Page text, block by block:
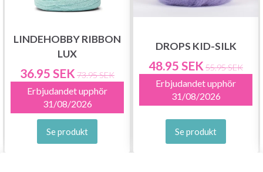
LINDEHOBBY RIBBON
LUX
36.95 SEK 73.95 SEK
Erbjudandet upphör
31/08/2026
Se produkt
DROPS KID-SILK
48.95 SEK 55.95 SEK
Erbjudandet upphör
31/08/2026
Se produkt